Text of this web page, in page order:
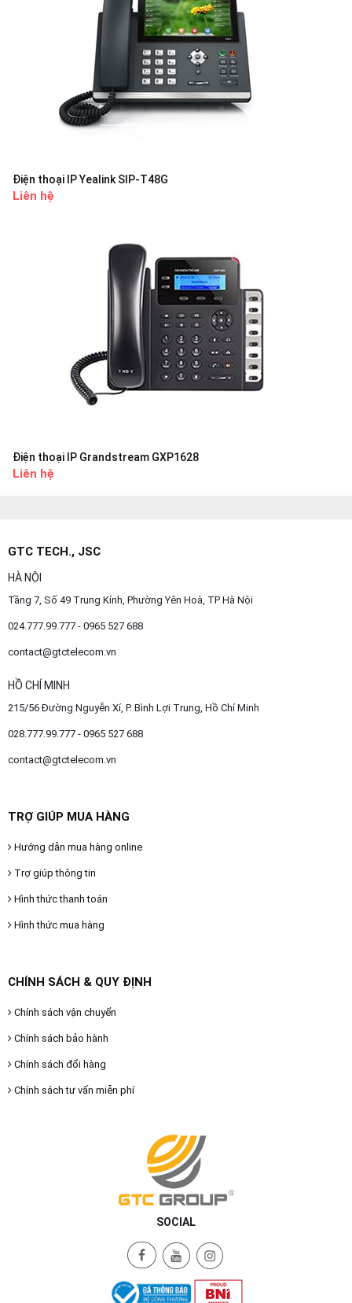
Điện thoại IP Yealink SIP-T48G
Liên hệ
Điện thoại IP Grandstream GXP1628
Liên hệ
GTC TECH., JSC
HÀ NỘI
Tầng 7, Số 49 Trung Kính, Phường Yên Hoà, TP Hà Nội
024.777.99.777 - 0965 527 688
contact@gtctelecom.vn
HỒ CHÍ MINH
215/56 Đường Nguyễn Xí, P. Bình Lợi Trung, Hồ Chí Minh
028.777.99.777 - 0965 527 688
contact@gtctelecom.vn
TRỢ GIÚP MUA HÀNG
Hướng dẫn mua hàng online
Trợ giúp thông tin
Hình thức thanh toán
Hình thức mua hàng
CHÍNH SÁCH & QUY ĐỊNH
Chính sách vận chuyển
Chính sách bảo hành
Chính sách đổi hàng
Chính sách tư vấn miễn phí
SOCIAL